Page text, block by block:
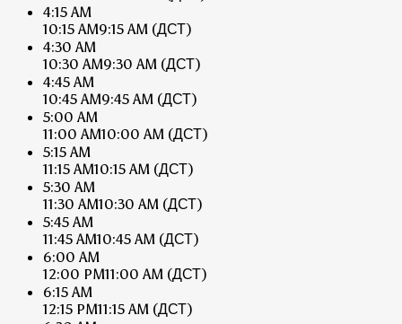
4:15 AM
10:15 AM9:15 AM (ДСТ)
4:30 AM
10:30 AM9:30 AM (ДСТ)
4:45 AM
10:45 AM9:45 AM (ДСТ)
5:00 AM
11:00 AM10:00 AM (ДСТ)
5:15 AM
11:15 AM10:15 AM (ДСТ)
5:30 AM
11:30 AM10:30 AM (ДСТ)
5:45 AM
11:45 AM10:45 AM (ДСТ)
6:00 AM
12:00 PM11:00 AM (ДСТ)
6:15 AM
12:15 PM11:15 AM (ДСТ)